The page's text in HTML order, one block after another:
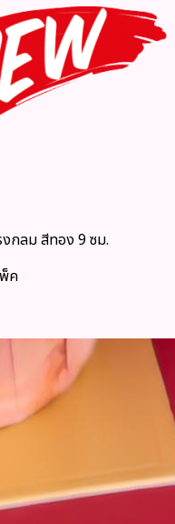
กลม สีทอง 9 ซม.
ค